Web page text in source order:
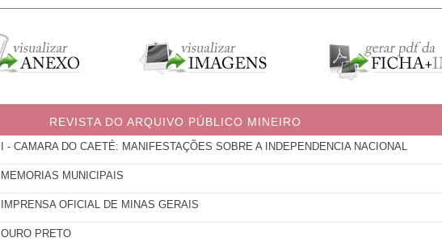
REVISTA DO ARQUIVO PÚBLICO MINEIRO
I - CAMARA DO CAETÉ: MANIFESTAÇÕES SOBRE A INDEPENDENCIA NACIONAL
MEMORIAS MUNICIPAIS
IMPRENSA OFICIAL DE MINAS GERAIS
OURO PRETO